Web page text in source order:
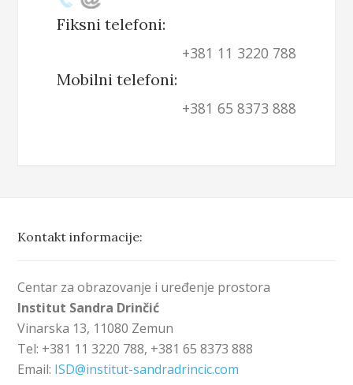
Fiksni telefoni:
+381 11 3220 788
Mobilni telefoni:
+381 65 8373 888
Kontakt informacije:
Centar za obrazovanje i uređenje prostora
Institut Sandra Drinčić
Vinarska 13, 11080 Zemun
Tel: +381 11 3220 788, +381 65 8373 888
Email: ISD@institut-sandradrincic.com